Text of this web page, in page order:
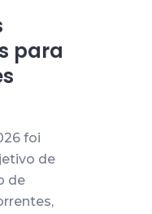
para
foi
de
de